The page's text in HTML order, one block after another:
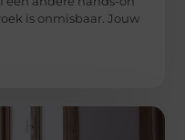
is onmisbaar. Jouw